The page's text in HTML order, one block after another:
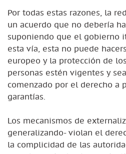
Por todas estas razones, la
un acuerdo que no debería
suponiendo que el gobierno
esta vía, esta no puede
europeo y la protección de
personas estén vigentes y
comenzado por el derecho a
garantías.
Los mecanismos de
generalizando- violan el
la complicidad de las